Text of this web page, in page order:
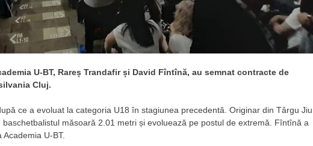
U-BT, Rareș Trandafir și David Fîntînă, au semnat contracte de
Cluj.
ce a evoluat la categoria U18 în stagiunea precedentă. Originar din Târgu Jiu,
măsoară 2.01 metri și evoluează pe postul de extremă. Fîntînă a
U-BT.